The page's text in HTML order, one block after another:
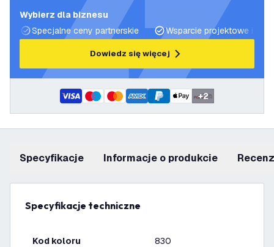
Wybierz dla biznesu
Specjalne ceny partnerskie
Wsparcie projektowe i
Dowiedz się więcej
+2
Specyfikacje informacje o produkcie
Specyfikacje techniczne
Kod koloru 830